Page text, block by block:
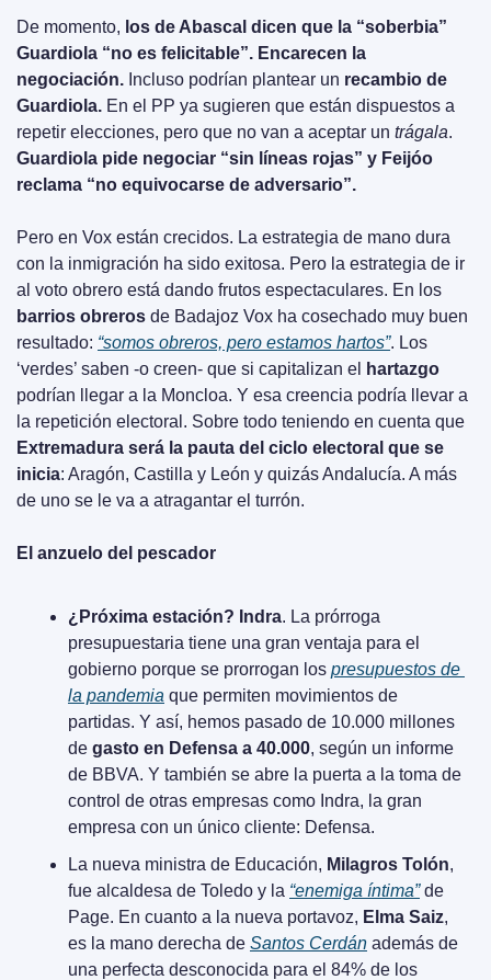
De momento, los de Abascal dicen que la “soberbia”
Guardiola “no es felicitable”. Encarecen la
negociación. Incluso podrían plantear un recambio de
Guardiola. En el PP ya sugieren que están dispuestos a
repetir elecciones, pero que no van a aceptar un trágala
Guardiola pide negociar “sin líneas rojas” y Feijóo
reclama “no equivocarse de adversario”.
Pero en Vox están crecidos. La estrategia de mano dura
con la inmigración ha sido exitosa. Pero la estrategia de ir
barrios obreros de Badajoz Vox ha cosechado muy buen
resultado: “somos obreros, pero estamos hartos”. Los
‘verdes’ saben -o creen- que si capitalizan el
hartazgo
podrían llegar a la Moncloa. Y esa creencia podría llevar a
Extremadura será la pauta del ciclo electoral que se
inicia: Aragón, Castilla y León y quizás Andalucía. A más
de uno se le va a atragantar el turrón.
El anzuelo del pescador
¿Próxima estación? Indra. La prórroga
presupuestaria tiene una gran ventaja para el
gobierno porque se prorrogan los presupuestos de
la pandemia que permiten movimientos de
partidas. Y así, hemos pasado de 10.000 millones
de gasto en Defensa a 40.000, según un informe
de BBVA. Y también se abre la puerta a la toma de
control de otras empresas como Indra, la gran
empresa con un único cliente: Defensa.
La nueva ministra de Educación, Milagros Tolón,
fue alcaldesa de Toledo y la “enemiga íntima” de
Page. En cuanto a la nueva portavoz, Elma Saiz,
es la mano derecha de Santos Cerdán además de
una perfecta desconocida para el 84% de los